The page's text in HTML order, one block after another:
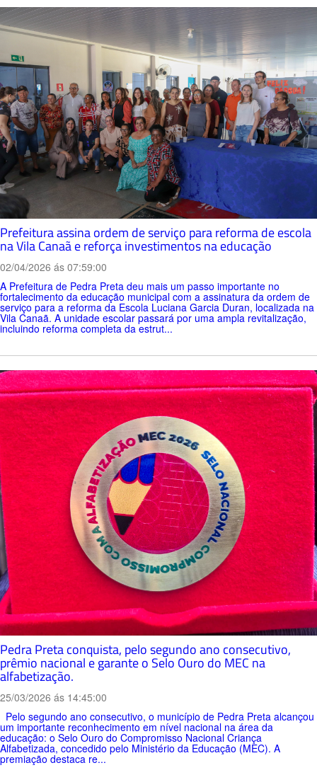
Prefeitura assina ordem de serviço para reforma de escola
na Vila Canaã e reforça investimentos na educação
02/04/2026 ás 07:59:00
A Prefeitura de Pedra Preta deu mais um passo importante no
fortalecimento da educação municipal com a assinatura da ordem de
serviço para a reforma da Escola Luciana Garcia Duran, localizada na
Vila Canaã. A unidade escolar passará por uma ampla revitalização,
incluindo reforma completa da estrut...
Pedra Preta conquista, pelo segundo ano consecutivo,
prêmio nacional e garante o Selo Ouro do MEC na
alfabetização.
25/03/2026 ás 14:45:00
Pelo segundo ano consecutivo, o município de Pedra Preta alcançou
um importante reconhecimento em nível nacional na área da
educação: o Selo Ouro do Compromisso Nacional Criança
Alfabetizada, concedido pelo Ministério da Educação (MEC). A
premiação destaca re...